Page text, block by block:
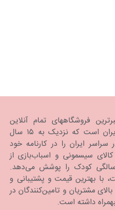
فروشگاههای تمام آنلاین
سیسمونی و اسباب‌بازی در ایران است که نزدیک به ۱۵ سال
ایران را در کارنامه خود
سیسمونی و اسباب‌بازی از
دوره بارداری تا بالاتر از 5 سالگی کودک را پوشش می‌دهد.
با بهترین قیمت و پشتیبانی و
مشتریان و تامین‌کنندگان در
داشته است.